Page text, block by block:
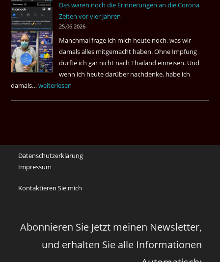
Das waren noch die Erinnerungen an die Corona
Zeiten vor vier Jahren
25.06.2026
Manchmal frage ich mich heute noch, was wir
damals alles mitgemacht haben. Ohne Impfung
durfte ich gar nicht nach Thailand einreisen. Und
wenn ich heute darüber nachdenke, habe ich
damals…Das
an
die
Corona
Zeiten
weiterlesen
Datenschutzerklärung
Impressum
Kontaktieren Sie mich
Abonnieren Sie Jetzt meinen Newsletter,
und erhalten Sie alle Informationen